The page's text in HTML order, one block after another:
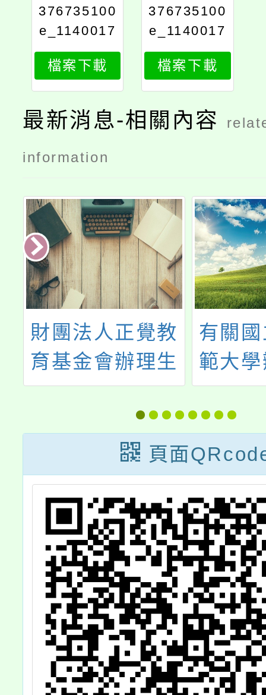
376735100
e_1140017
212_attach
1
檔案下載
376735100
e_1140017
212_attach
2
檔案下載
最新消息-相關內容
information
財團法人正覺教
育基金會辦理生
命教育教師研習
活動「生命的圓
滿--尋覓教師的
春天」，歡迎參
加。
有關
範大
源教
教師
場次
意核
登
頁面